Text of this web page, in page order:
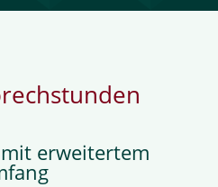
erweitertem